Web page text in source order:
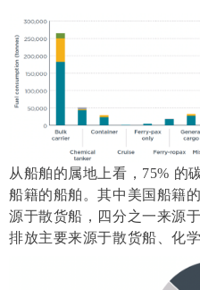
从船舶的属地上看，75% 的
船籍的船舶。其中美国船籍
源于散货船，四分之一来源
排放主要来源于散货船、化